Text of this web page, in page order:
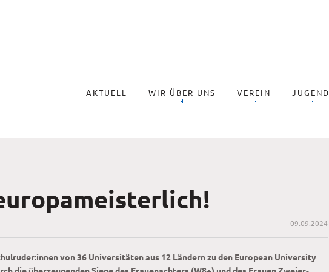
AKTUELL WIR ÜBER UNS VEREIN JUGEND
09.09.2024
von 36 Universitäten aus 12 Ländern zu den European University